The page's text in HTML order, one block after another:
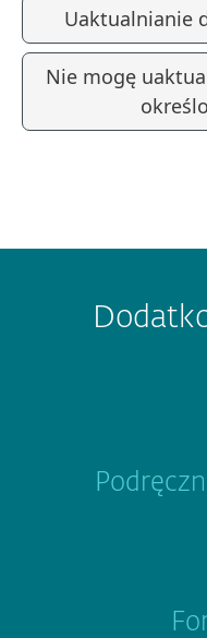
Uaktualnianie
Nie mogę